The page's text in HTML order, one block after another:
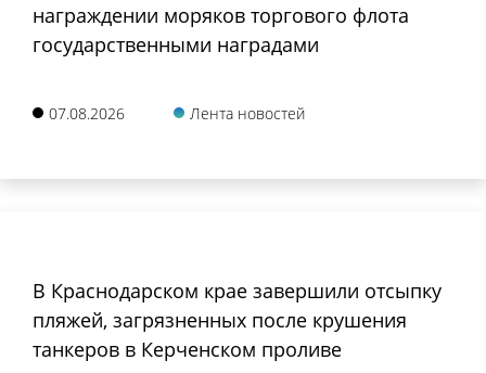
награждении моряков торгового флота
государственными наградами
07.08.2026 Лента новостей
В Краснодарском крае завершили отсыпку
пляжей, загрязненных после крушения
танкеров в Керченском проливе